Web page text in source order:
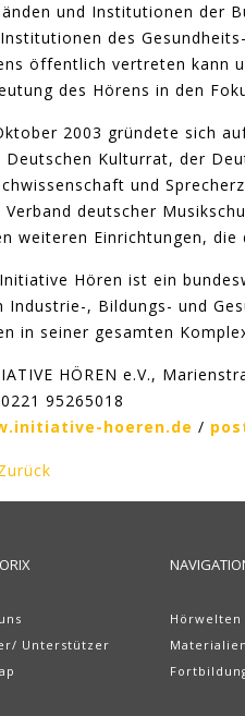
und Institutionen der
des
öffentlich vertreten kann
des Hörens in den
2003 gründete sich
Deutschen Kulturrat, der
und
Verband deutscher
weiteren Einrichtungen,
Hören ist ein
Industrie-, Bildungs- und
in seiner gesamten
HÖREN e.V.,
95265018
hoeren.de /
Unterstützer
Hörwelten
Materialien